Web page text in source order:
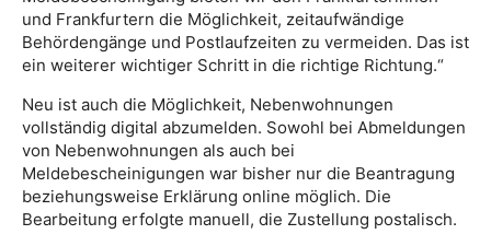
und Frankfurtern die Möglichkeit, zeitaufwändige
Behördengänge und Postlaufzeiten zu vermeiden. Das ist
ein weiterer wichtiger Schritt in die richtige Richtung.“
Neu ist auch die Möglichkeit, Nebenwohnungen
vollständig digital abzumelden. Sowohl bei Abmeldungen
von Nebenwohnungen als auch bei
Meldebescheinigungen war bisher nur die Beantragung
beziehungsweise Erklärung online möglich. Die
Bearbeitung erfolgte manuell, die Zustellung postalisch.